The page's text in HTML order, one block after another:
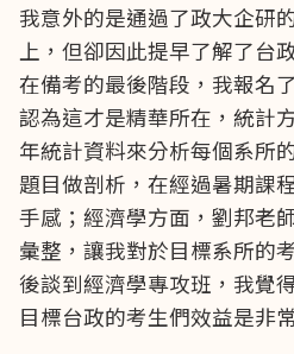
我意外的是通過了政大企研
上，但卻因此提早了解了台
在備考的最後階段，我報名
認為這才是精華所在，統計
年統計資料來分析每個系所
題目做剖析，在經過暑期課
手感；經濟學方面，劉邦老
彙整，讓我對於目標系所的
後談到經濟學專攻班，我覺
目標台政的考生們效益是非